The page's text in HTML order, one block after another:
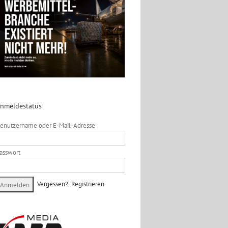
oder E-Mail-Adresse
Vergessen? Registrieren